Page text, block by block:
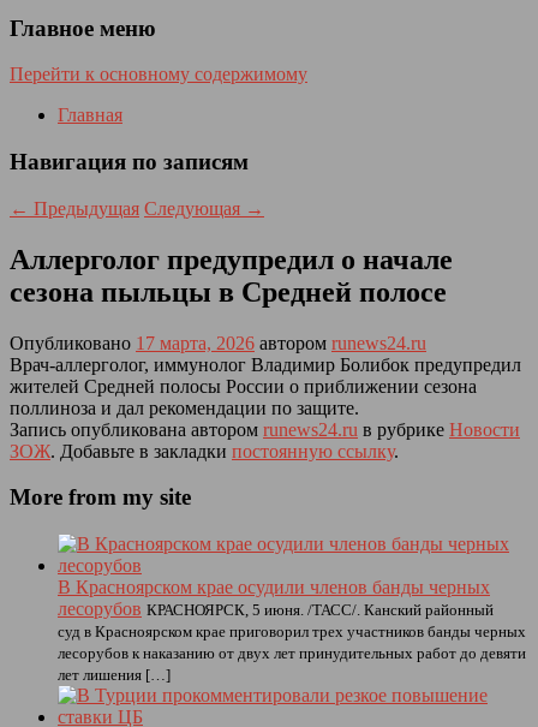
Главное меню
Перейти к основному содержимому
Главная
Навигация по записям
← Предыдущая Следующая →
Аллерголог предупредил о начале
сезона пыльцы в Средней полосе
Опубликовано 17 марта, 2026 автором runews24.ru
Врач-аллерголог, иммунолог Владимир Болибок предупредил
жителей Средней полосы России о приближении сезона
поллиноза и дал рекомендации по защите.
Запись опубликована автором runews24.ru в рубрике Новости
ЗОЖ. Добавьте в закладки постоянную ссылку.
More from my site
В Красноярском крае осудили членов банды черных
лесорубов КРАСНОЯРСК, 5 июня. /ТАСС/. Канский районный
суд в Красноярском крае приговорил трех участников банды черных
лесорубов к наказанию от двух лет принудительных работ до девяти
лет лишения […]